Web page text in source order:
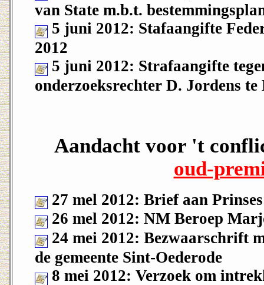
van State m.b.t.
5 juni 2012: Stafaangifte
2012
5 juni 2012: Strafaangifte
onderzoeksrechter D. Jordens te
Aandacht voor 't
oud-
27 mel 2012: Brief aan
26 mel 2012: NM Beroep
24 mei 2012: Bezwaarschrift
de gemeente Sint-Oederode
8 mei 2012: Verzoek om